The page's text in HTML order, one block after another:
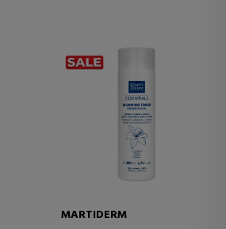
MARTIDERM